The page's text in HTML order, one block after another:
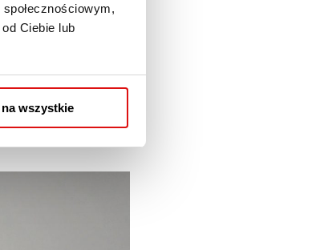
Ciebie lub
wszystkie
Fundacja PRE.
z Lublina
Prezes dr Kamila